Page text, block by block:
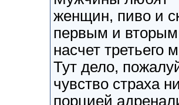
женщин, пиво и
первым и вторым
насчет третьего
Тут дело,
чувство страха
порцией